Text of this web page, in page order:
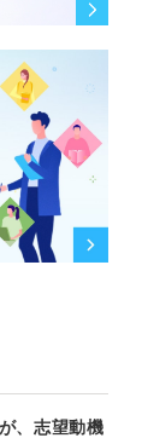
、志望動機